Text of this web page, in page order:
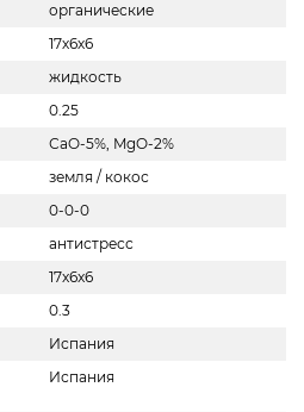
органические
17х6х6
жидкость
0.25
СaO-5%, MgO-2%
земля / кокос
0-0-0
антистресс
17x6x6
0.3
Испания
Испания